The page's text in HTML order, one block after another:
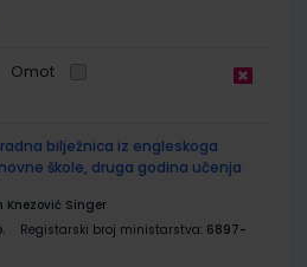
Omot
radna bilježnica iz engleskoga
škole, druga godina učenja
Knezović Singer
Registarski broj ministarstva: 6897-